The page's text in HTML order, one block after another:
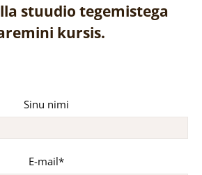
stuudio tegemistega
kursis.
Sinu nimi
E-mail